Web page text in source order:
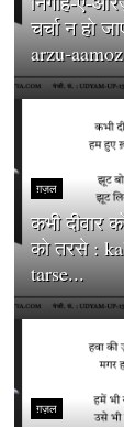
चर्चा न हो
arzu-aamoz
ग़ज़ल
कभी दीवार
को तरसे :
tarse...
ग़ज़ल